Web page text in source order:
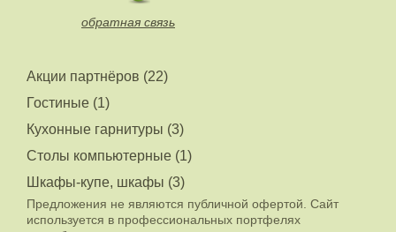
Эксперт М УФ
Стрела
Купить
экокожа
Цена: 19388 руб.
Купить
обратная связь
Акции партнёров (22)
Гостиные (1)
Кухонные гарнитуры (3)
Столы компьютерные (1)
Шкафы-купе, шкафы (3)
Предложения не являются публичной офертой. Сайт
используется в профессиональных портфелях